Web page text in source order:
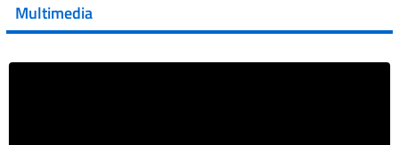
Vai al post →
Multimedia